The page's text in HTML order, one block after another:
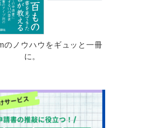
のノウハウをギュッと一冊
に。